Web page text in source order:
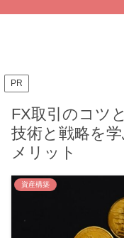
PR
FX取引のコツ
技術と戦略を
メリット
資産構築